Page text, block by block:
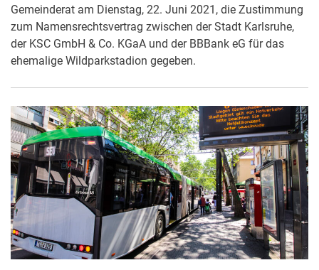
Gemeinderat am Dienstag, 22. Juni 2021, die Zustimmung
zum Namensrechtsvertrag zwischen der Stadt Karlsruhe,
der KSC GmbH & Co. KGaA und der BBBank eG für das
ehemalige Wildparkstadion gegeben.